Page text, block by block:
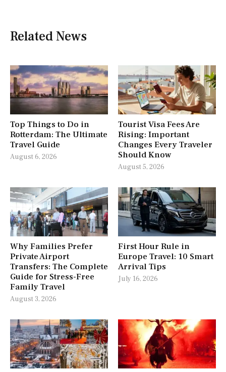
Related News
Top Things to Do in
Rotterdam: The Ultimate
Travel Guide
August 6, 2026
Tourist Visa Fees Are
Rising: Important
Changes Every Traveler
Should Know
August 5, 2026
Why Families Prefer
Private Airport
Transfers: The Complete
Guide for Stress-Free
Family Travel
August 3, 2026
First Hour Rule in
Europe Travel: 10 Smart
Arrival Tips
July 16, 2026